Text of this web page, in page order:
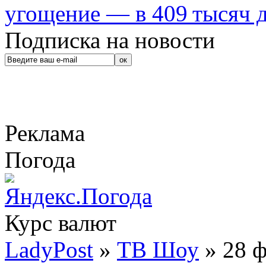
угощение — в 409 тысяч
Подписка на новости
Реклама
Погода
Курс валют
LadyPost » ТВ Шоу » 28